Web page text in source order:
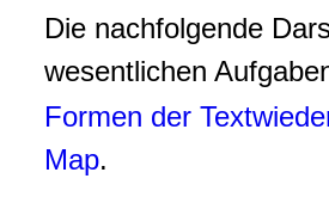
Die nachfolgende
wesentlichen
Formen der
Map.